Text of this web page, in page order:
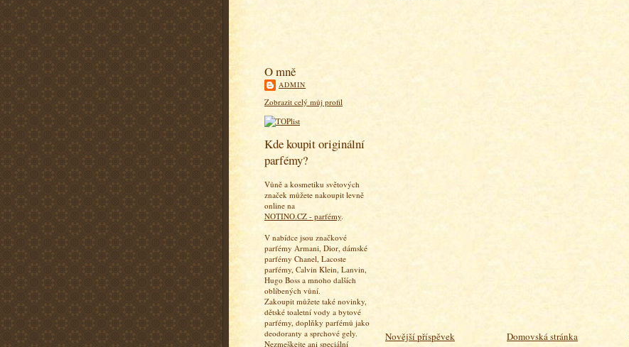
O mně
ADMIN
Zobrazit celý můj profil
Kde koupit originální
parfémy?
Vůně a kosmetiku světových
značek můžete nakoupit levně
online na
NOTINO.CZ - parfémy.
V nabídce jsou značkové
parfémy Armani, Dior, dámské
parfémy Chanel, Lacoste
parfémy, Calvin Klein, Lanvin,
Hugo Boss a mnoho dalších
oblíbených vůní.
Zakoupit můžete také novinky,
dětské toaletní vody a bytové
parfémy, doplňky parfémů jako
deodoranty a sprchové gely.
Nezmeškejte ani speciální
Novější příspěvek Domovská stránka